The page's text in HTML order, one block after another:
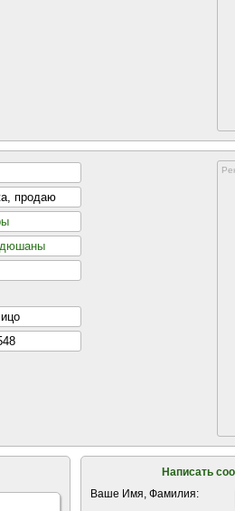
продаю
Написать
Ваше Имя, Фамилия: